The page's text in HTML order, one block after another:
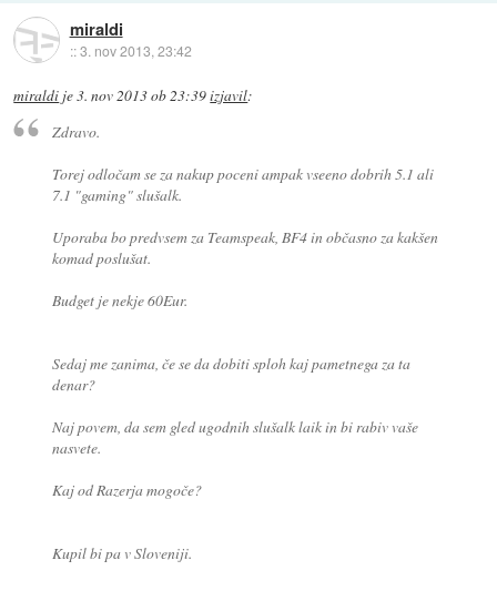
miraldi
::3. nov 2013, 23:42
miraldi je3. nov 2013 ob 23:39izjavil:
Zdravo.
Torej odločam se za nakup poceni ampak vseeno dobrih 5.1 ali
7.1 "gaming" slušalk.
Uporaba bo predvsem za Teamspeak, BF4 in občasno za kakšen
komad poslušat.
Budget je nekje 60Eur.
Sedaj me zanima, če se da dobiti sploh kaj pametnega za ta
denar?
Naj povem, da sem gled ugodnih slušalk laik in bi rabiv vaše
nasvete.
Kaj od Razerja mogoče?
Kupil bi pa v Sloveniji.